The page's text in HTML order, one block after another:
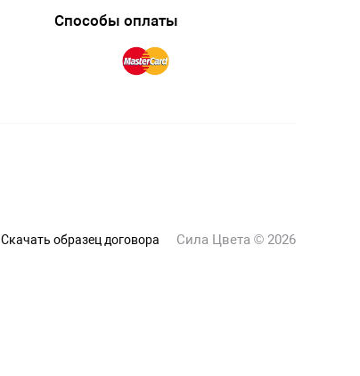
Способы оплаты
Скачать образец договора Сила Цвета © 2026